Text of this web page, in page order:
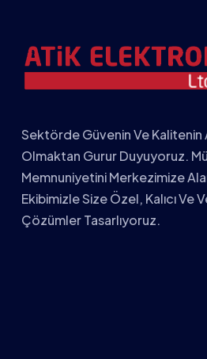
Sektörde Güvenin Ve Kalitenin
Olmaktan Gurur Duyuyoruz.
Memnuniyetini Merkezimize
Ekibimizle Size Özel, Kalıcı Ve
Çözümler Tasarlıyoruz.